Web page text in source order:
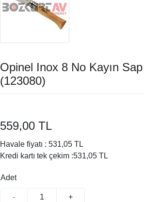
Opinel Inox 8 No Kayın Sap
(123080)
559,00 TL
Havale fiyatı : 531,05 TL
Kredi kartı tek çekim :531,05 TL
Adet
- +